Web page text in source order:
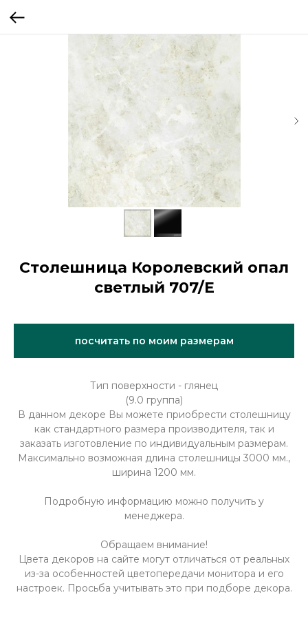
Столешница Королевский опал
светлый 707/Е
посчитать по моим размерам
Тип поверхности - глянец
(9.0 группа)
В данном декоре Вы можете приобрести столешницу
как стандартного размера производителя, так и
заказать изготовление по индивидуальным размерам.
Максимально возможная длина столешницы 3000 мм.,
ширина 1200 мм.
Подробную информацию можно получить у
менеджера.
Обращаем внимание!
Цвета декоров на сайте могут отличаться от реальных
из-за особенностей цветопередачи монитора и его
настроек. Просьба учитывать это при подборе декора.